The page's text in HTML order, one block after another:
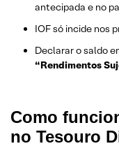
antecipada e no
IOF só incide nos
Declarar o saldo
“Rendimentos
Como
no Tesouro